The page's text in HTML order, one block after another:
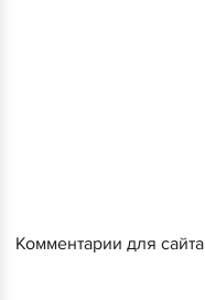
Комментарии для сайта